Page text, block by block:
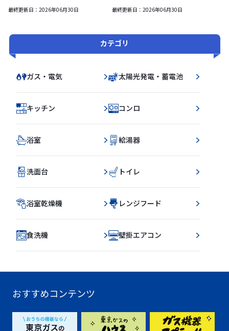
最終更新日： 2026年06月30日 最終更新日： 2026年06月30日
カテゴリ
ガス・電気 太陽光発電・蓄電池
キッチン コンロ
浴室 給湯器
洗面台 トイレ
浴室乾燥機 レンジフード
食洗機 壁掛エアコン
おすすめコンテンツ